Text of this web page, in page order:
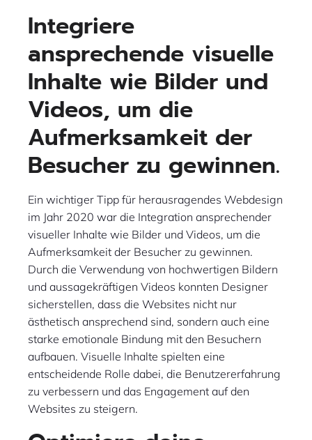
Integriere
ansprechende visuelle
Inhalte wie Bilder und
Videos, um die
Aufmerksamkeit der
Besucher zu gewinnen.
Ein wichtiger Tipp für herausragendes Webdesign
im Jahr 2020 war die Integration ansprechender
visueller Inhalte wie Bilder und Videos, um die
Aufmerksamkeit der Besucher zu gewinnen.
Durch die Verwendung von hochwertigen Bildern
und aussagekräftigen Videos konnten Designer
sicherstellen, dass die Websites nicht nur
ästhetisch ansprechend sind, sondern auch eine
starke emotionale Bindung mit den Besuchern
aufbauen. Visuelle Inhalte spielten eine
entscheidende Rolle dabei, die Benutzererfahrung
zu verbessern und das Engagement auf den
Websites zu steigern.